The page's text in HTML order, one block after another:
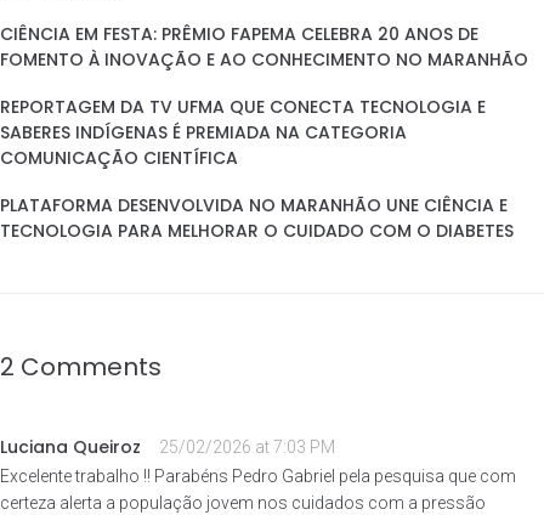
CIÊNCIA EM FESTA: PRÊMIO FAPEMA CELEBRA 20 ANOS DE
FOMENTO À INOVAÇÃO E AO CONHECIMENTO NO MARANHÃO
REPORTAGEM DA TV UFMA QUE CONECTA TECNOLOGIA E
SABERES INDÍGENAS É PREMIADA NA CATEGORIA
COMUNICAÇÃO CIENTÍFICA
PLATAFORMA DESENVOLVIDA NO MARANHÃO UNE CIÊNCIA E
TECNOLOGIA PARA MELHORAR O CUIDADO COM O DIABETES
2 Comments
Luciana Queiroz
25/02/2026 at 7:03 PM
Excelente trabalho !! Parabéns Pedro Gabriel pela pesquisa que com
certeza alerta a população jovem nos cuidados com a pressão